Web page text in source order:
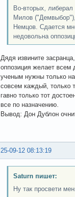
Во-вторых,
Милов
Немцов. Сдается
недовольна
Дядя извините
оппозиция желает всем
ученым нужны только
совсем каждый, только
гавно только тот
все по назначению.
Вывод: Дон Дублон
25-09-12 08:13:19
Saturn пишет:
Ну так просвети